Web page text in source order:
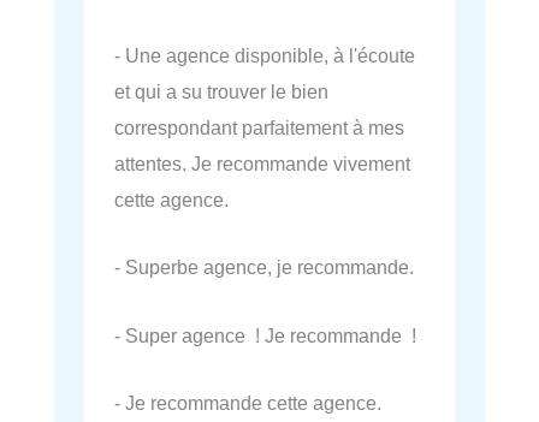
- Une agence disponible, à l'écoute
et qui a su trouver le bien
correspondant parfaitement à mes
attentes. Je recommande vivement
cette agence.
- Superbe agence, je recommande.
- Super agence ! Je recommande !
- Je recommande cette agence.